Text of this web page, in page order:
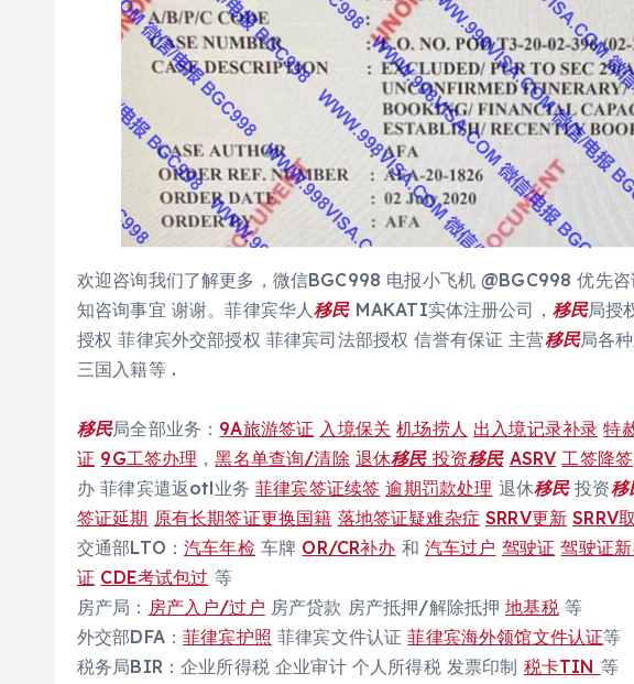
欢迎咨询我们了解更多，微信BGC998 电报小飞机 @BGC998 优先
知咨询事宜 谢谢。菲律宾华人移民MAKATI实体注册公司， 移民局授
授权 菲律宾外交部授权 菲律宾司法部授权 信誉有保证 主营移民局各
三国入籍等 .
移民局全部业务： 9A旅游签证 入境保关 机场捞人 出入境记录补录 特
证 9G工签办理 ，黑名单查询/清除 退休移民 投资移民 ASRV 工签降签
办 菲律宾遣返otl业务菲律宾签证续签 逾期罚款处理 退休移民投资移
签证延期 原有长期签证更换国籍 落地签证疑难杂症 SRRV更新 SRRV
交通部LTO：汽车年检 车牌 OR/CR补办 和汽车过户 驾驶证 驾驶证
证 CDE考试包过 等
房产局： 房产入户/过户 房产贷款 房产抵押/解除抵押地基税等
外交部DFA：菲律宾护照 菲律宾文件认证菲律宾海外领馆文件认证等
税务局BIR：企业所得税 企业审计 个人所得税 发票印制 税卡TIN 等